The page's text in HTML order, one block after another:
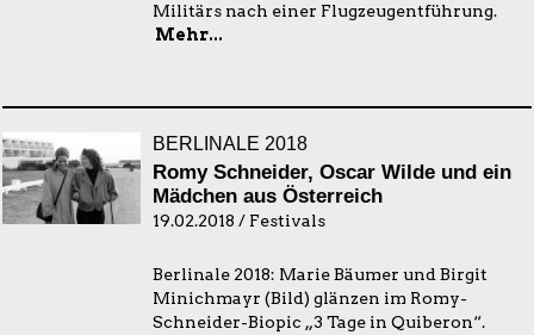
Militärs nach einer Flugzeugentführung.
Mehr...
BERLINALE 2018
Romy Schneider, Oscar Wilde und ein
Mädchen aus Österreich
19.02.2018 / Festivals
Berlinale 2018: Marie Bäumer und Birgit
Minichmayr (Bild) glänzen im Romy-
Schneider-Biopic „3 Tage in Quiberon“.